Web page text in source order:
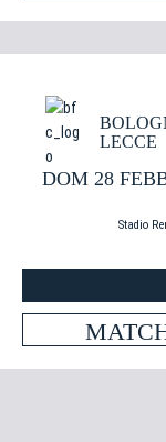
LECCE
DOM 28
Stadio